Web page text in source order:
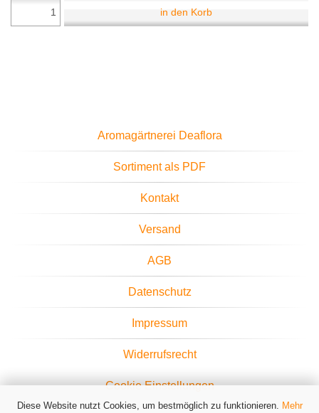
Diese Website nutzt Cookies, um bestmöglich zu funktionieren. Mehr
in den Korb
Aromagärtnerei Deaflora
Sortiment als PDF
Kontakt
Versand
AGB
Datenschutz
Impressum
Widerrufsrecht
Cookie Einstellungen